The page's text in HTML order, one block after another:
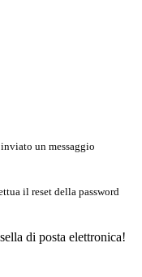
un messaggio
il reset della password
di posta elettronica!